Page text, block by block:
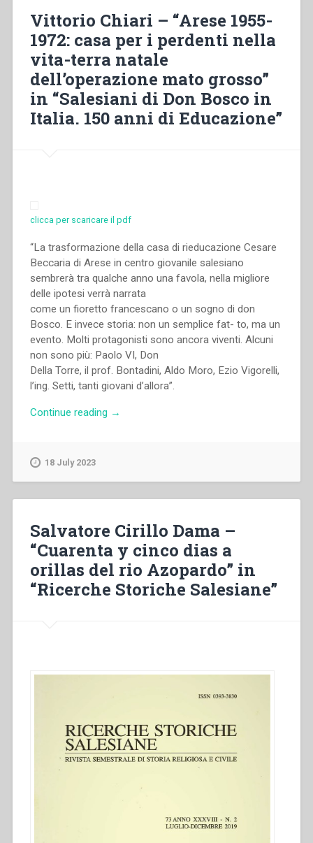
Patagonian
missionary
enterprise”
“Don
Bosco’s
place
Vittorio Chiari – “Arese 1955-
1972: casa per i perdenti nella
vita-terra natale
dell’operazione mato grosso”
in “Salesiani di Don Bosco in
Italia. 150 anni di Educazione”
clicca per scaricare il pdf
“La trasformazione della casa di rieducazione Cesare
Beccaria di Arese in centro giovanile salesiano
sembrerà tra qualche anno una favola, nella migliore
delle ipotesi verrà narrata
come un fioretto francescano o un sogno di don
Bosco. E invece storia: non un semplice fat- to, ma un
evento. Molti protagonisti sono ancora viventi. Alcuni
non sono più: Paolo VI, Don
Della Torre, il prof. Bontadini, Aldo Moro, Ezio Vigorelli,
l’ing. Setti, tanti giovani d’allora”.
Continue reading “Vittorio
i
perdenti
nella
vita-
terra
in
Bosco
in
Italia.
Educazione””
→
18 July 2023
Salvatore Cirillo Dama –
“Cuarenta y cinco dias a
orillas del rio Azopardo” in
“Ricerche Storiche Salesiane”